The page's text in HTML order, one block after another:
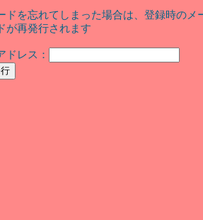
ドを忘れてしまった場合は、登録時のメ
が再発行されます
ドレス：